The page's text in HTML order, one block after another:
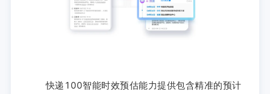
快递100智能时效预估能力提供包含精准的预计